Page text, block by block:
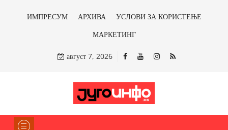
ИМПРЕСУМ АРХИВА
УСЛОВИ ЗА КОРИСТЕЊЕ
МАРКЕТИНГ
август 7, 2026